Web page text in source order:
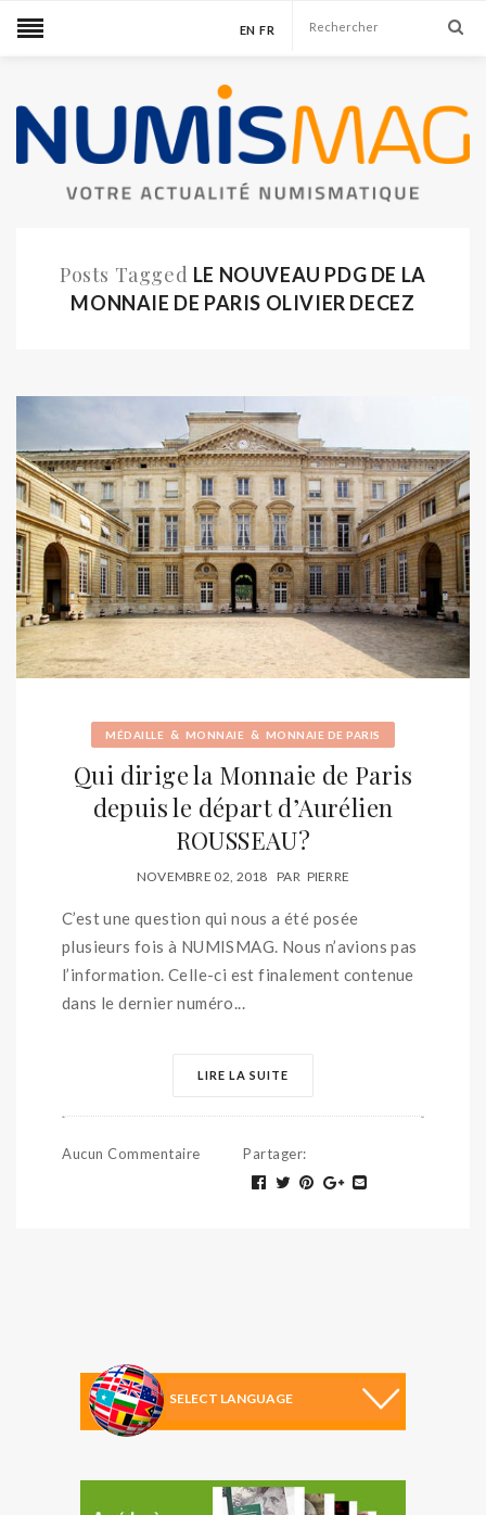
EN FR
Posts Tagged LE NOUVEAU PDG DE LA
MONNAIE DE PARIS OLIVIER DECEZ
MÉDAILLE & MONNAIE & MONNAIE DE PARIS
Qui dirige la Monnaie de Paris
depuis le départ d’Aurélien
ROUSSEAU?
NOVEMBRE 02, 2018 PAR PIERRE
C’est une question qui nous a été posée
plusieurs fois à NUMISMAG. Nous n’avions pas
l’information. Celle-ci est finalement contenue
dans le dernier numéro...
LIRE LA SUITE
Aucun Commentaire Partager: